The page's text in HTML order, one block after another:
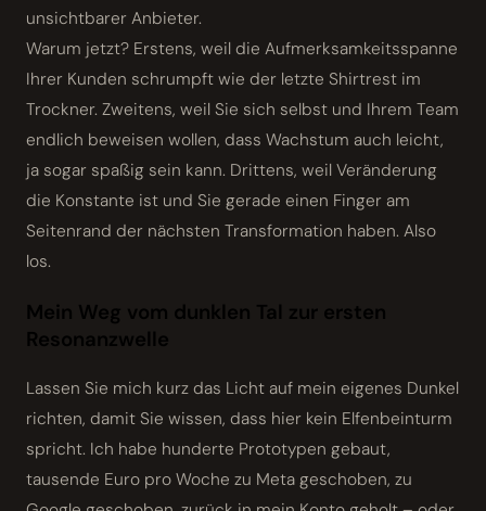
unsichtbarer Anbieter.
Warum jetzt? Erstens, weil die Aufmerksamkeitsspanne
Ihrer Kunden schrumpft wie der letzte Shirtrest im
Trockner. Zweitens, weil Sie sich selbst und Ihrem Team
endlich beweisen wollen, dass Wachstum auch leicht,
ja sogar spaßig sein kann. Drittens, weil Veränderung
die Konstante ist und Sie gerade einen Finger am
Seitenrand der nächsten Transformation haben. Also
los.
Mein Weg vom dunklen Tal zur ersten
Resonanzwelle
Lassen Sie mich kurz das Licht auf mein eigenes Dunkel
richten, damit Sie wissen, dass hier kein Elfenbeinturm
spricht. Ich habe hunderte Prototypen gebaut,
tausende Euro pro Woche zu Meta geschoben, zu